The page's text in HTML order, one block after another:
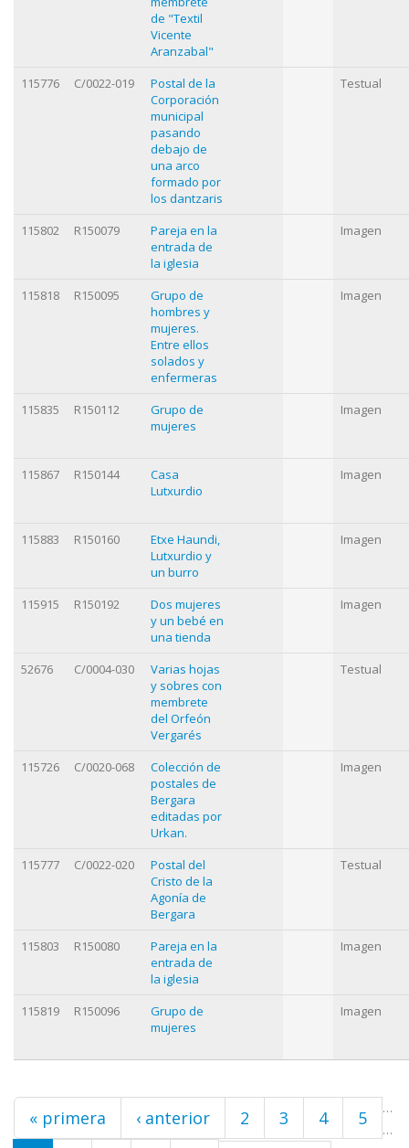
de "Textil
Vicente
Aranzabal"
115776
C/0022-019
Postal de la
Corporación
municipal
pasando
debajo de
una arco
formado por
los dantzaris
Testual
115802 R150079
Pareja en la
entrada de
la iglesia
Imagen
115818 R150095
Grupo de
hombres y
mujeres.
Entre ellos
solados y
enfermeras
Imagen
115835 R150112
Grupo de
mujeres
Imagen
115867 R150144
Casa
Lutxurdio
Imagen
115883 R150160
Etxe Haundi,
Lutxurdio y
un burro
Imagen
115915 R150192
Dos mujeres
y un bebé en
una tienda
Imagen
52676 C/0004-030
Varias hojas
y sobres con
membrete
del Orfeón
Vergarés
Testual
115726 C/0020-068
Colección de
postales de
Bergara
editadas por
Urkan.
Imagen
115777 C/0022-020
Postal del
Cristo de la
Agonía de
Bergara
Testual
115803 R150080
Pareja en la
entrada de
la iglesia
Imagen
115819 R150096
Grupo de
mujeres
Imagen
Páginas
« primera ‹ anterior …
2 3 4
5
…